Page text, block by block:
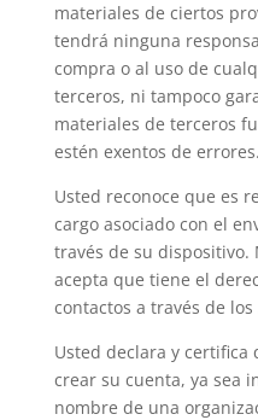
materiales de ciertos
tendrá ninguna
compra o al uso de
terceros, ni tampoco
materiales de terceros
estén exentos de errores.
Usted reconoce que es
cargo asociado con el
través de su dispositivo.
acepta que tiene el
contactos a través de los
Usted declara y certifica
crear su cuenta, ya sea
nombre de una